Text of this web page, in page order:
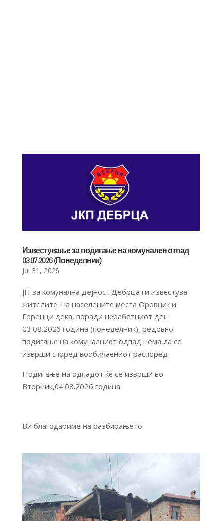
Известување за подигање на комунален отпад
03.07.2026 (Понеделник)
Jul 31, 2026
ЈП за комунална дејност Дебрца ги известува
жителите на населените места Оровник и
Горенци дека, поради неработниот ден
03.08.2026 година (понеделник), редовно
подигање на комуналниот одпад нема да се
изврши според вообичаениот распоред.
Подигање на одпадот ќе се изврши во
Вторник,04.08.2026 година
Ви благодариме на разбирањето